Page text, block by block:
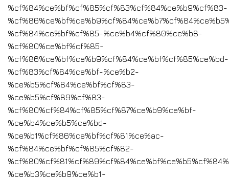
%cf%84%ce%bf%cf%85%cf%83%cf%84%ce%b9%cf%83-
%cf%84%ce%bf%cf%85-%ce%b4%cf%80%ce%b8-
%cf%80%ce%bf%cf%85-
%cf%86%ce%bf%ce%b9%cf%84%ce%bf%cf%85%ce%bd-
%cf%83%cf%84%ce%bf-%ce%b2-
%ce%b5%cf%84%ce%bf%cf%83-
%ce%b5%cf%89%cf%83-
%cf%80%cf%84%cf%85%cf%87%ce%b9%ce%bf-
%ce%b4%ce%b5%ce%bd-
%ce%b1%cf%86%ce%bf%cf%81%ce%ac-
%cf%84%ce%bf%cf%85%cf%82-
%ce%b3%ce%b9%ce%b1-